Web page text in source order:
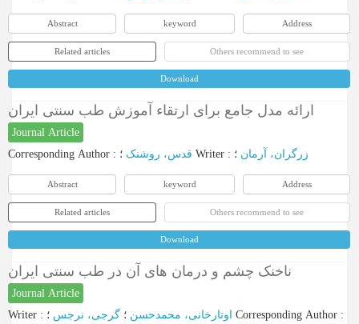
Abstract keyword Address
Related articles Others recommend to see
Download
ارائه مدل جامع برای ارتقاء آموزش طب سنتی ایران
Journal Article
Corresponding Author : قدس، روشنک Writer : زرگران، آرمان ؛
Abstract keyword Address
Related articles Others recommend to see
Download
ناخنک چشم و درمان های آن در طب سنتی ایران
Journal Article
Writer : اوتارخانی، محمدحسن ؛ گرجی، نرجس Corresponding Author :